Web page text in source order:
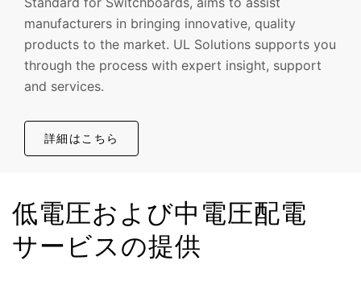
manufacturers in bringing innovative, quality
products to the market. UL Solutions supports you
through the process with expert insight, support
and services.
詳細はこちら
低電圧および中電圧配電
サービスの提供